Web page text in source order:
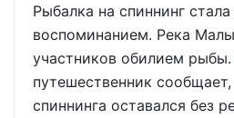
Рыбалка на спиннинг
воспоминанием. Река
участников обилием
путешественник
спиннинга оставался без